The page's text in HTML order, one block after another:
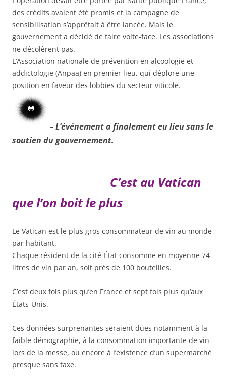
des crédits avaient été promis et la campagne de
sensibilisation s’apprêtait à être lancée. Mais le
gouvernement a décidé de faire volte-face. Les associations
ne décolèrent pas.
L’Association nationale de prévention en alcoologie et
addictologie (Anpaa) en premier lieu, qui déplore une
position en faveur des lobbies du secteur viticole.
– L’événement a finalement eu lieu sans le
soutien du gouvernement.
C’est au Vatican
que l’on boit le plus
Le Vatican est le plus gros consommateur de vin au monde
par habitant.
Chaque résident de la cité-État consomme en moyenne 74
litres de vin par an, soit près de 100 bouteilles.
C’est deux fois plus qu’en France et sept fois plus qu’aux
États-Unis.
Ces données surprenantes seraient dues notamment à la
faible démographie, à la consommation importante de vin
lors de la messe, ou encore à l’existence d’un supermarché
presque sans taxe.